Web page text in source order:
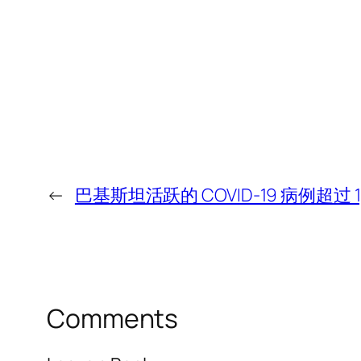
← 巴基斯坦活跃的 COVID-19 病例超过
Comments